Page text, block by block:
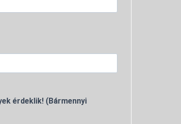
érdeklik! (Bármennyi